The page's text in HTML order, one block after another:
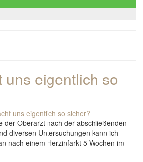
uns eigentlich so
der Oberarzt nach der abschließenden
diversen Untersuchungen kann ich
nach einem Herzinfarkt 5 Wochen im